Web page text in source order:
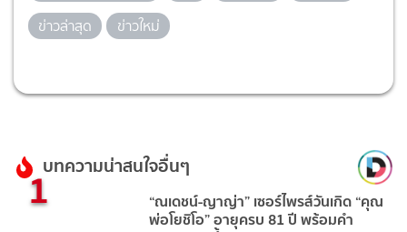
ข่าวล่าสุด
ข่าวใหม่
บทความน่าสนใจอื่นๆ
1 “ณเดชน์-ญาญ่า” เซอร์ไพรส์วันเกิด “คุณ
พ่อโยชิโอ” อายุครบ 81 ปี พร้อมคำ